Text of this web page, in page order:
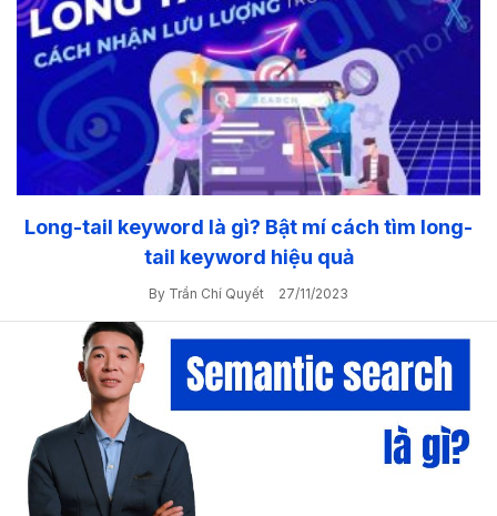
Long-tail keyword là gì? Bật mí cách tìm long-
tail keyword hiệu quả
By Trần Chí Quyết 27/11/2023